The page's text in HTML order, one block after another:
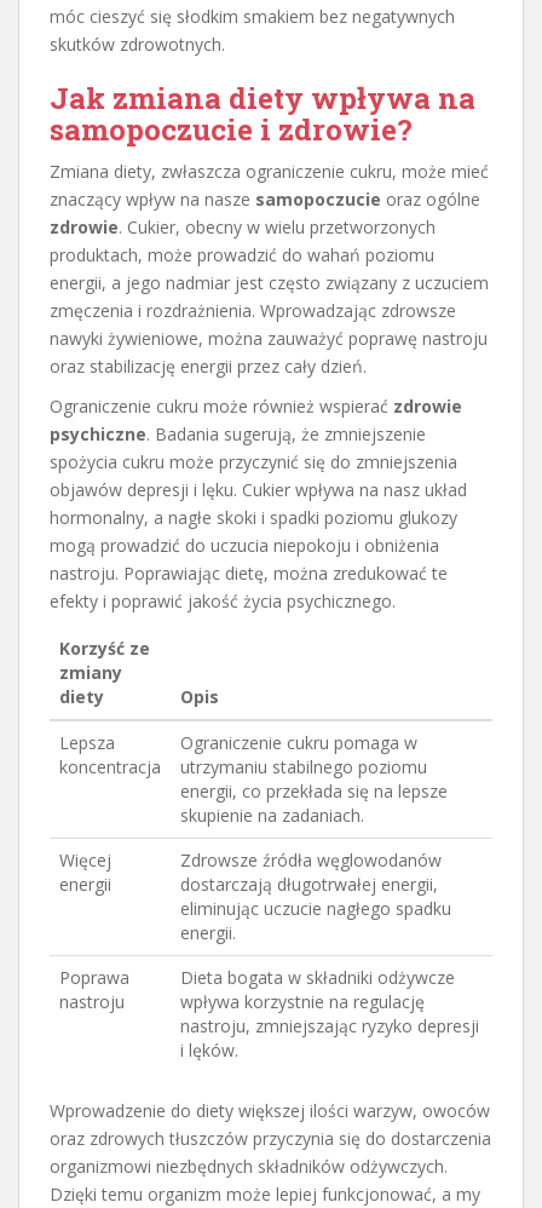
móc cieszyć się słodkim smakiem bez negatywnych
skutków zdrowotnych.
Jak zmiana diety wpływa na
samopoczucie i zdrowie?
Zmiana diety, zwłaszcza ograniczenie cukru, może mieć
znaczący wpływ na nasze samopoczucie oraz ogólne
zdrowie. Cukier, obecny w wielu przetworzonych
produktach, może prowadzić do wahań poziomu
energii, a jego nadmiar jest często związany z uczuciem
zmęczenia i rozdrażnienia. Wprowadzając zdrowsze
nawyki żywieniowe, można zauważyć poprawę nastroju
oraz stabilizację energii przez cały dzień.
Ograniczenie cukru może również wspierać zdrowie
psychiczne. Badania sugerują, że zmniejszenie
spożycia cukru może przyczynić się do zmniejszenia
objawów depresji i lęku. Cukier wpływa na nasz układ
hormonalny, a nagłe skoki i spadki poziomu glukozy
mogą prowadzić do uczucia niepokoju i obniżenia
nastroju. Poprawiając dietę, można zredukować te
efekty i poprawić jakość życia psychicznego.
Korzyść ze
zmiany
diety
Opis
Lepsza
koncentracja
Ograniczenie cukru pomaga w
utrzymaniu stabilnego poziomu
energii, co przekłada się na lepsze
skupienie na zadaniach.
Więcej
energii
Zdrowsze źródła węglowodanów
dostarczają długotrwałej energii,
eliminując uczucie nagłego spadku
energii.
Poprawa
nastroju
Dieta bogata w składniki odżywcze
wpływa korzystnie na regulację
nastroju, zmniejszając ryzyko depresji
i lęków.
Wprowadzenie do diety większej ilości warzyw, owoców
oraz zdrowych tłuszczów przyczynia się do dostarczenia
organizmowi niezbędnych składników odżywczych.
Dzięki temu organizm może lepiej funkcjonować, a my